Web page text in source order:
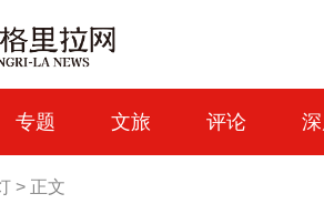
专题 文旅 评论
> 正文